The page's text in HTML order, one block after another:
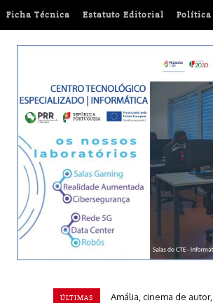
Ficha Técnica Estatuto Editorial Política
ÚLTIMAS Euromilhões: Conheça